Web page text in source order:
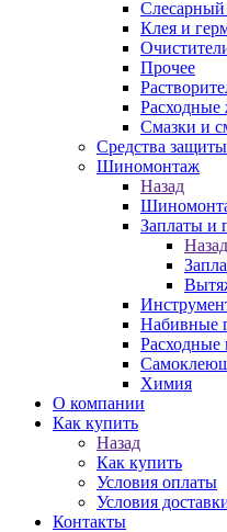
Слесарный
Клея и
Прочее
Расходные
Смазки и
Средства
Шиномонтаж
Назад
Заплаты и
Назад
Набивные
Расходные
Химия
О компании
Как купить
Назад
Как купить
Условия оплаты
Условия
Контакты